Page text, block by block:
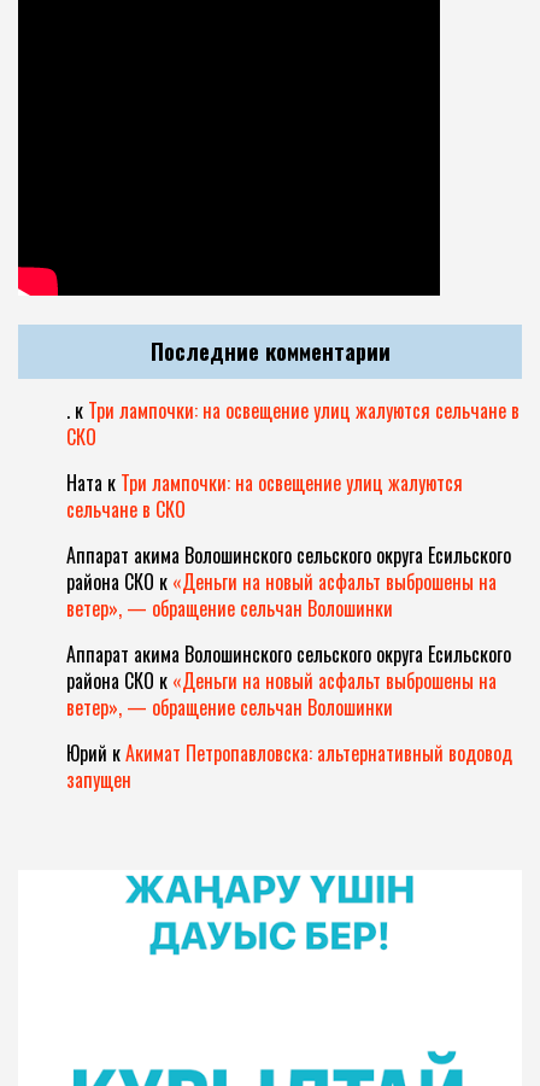
Последние комментарии
. к Три лампочки: на освещение улиц жалуются сельчане в
СКО
Ната к Три лампочки: на освещение улиц жалуются
сельчане в СКО
Аппарат акима Волошинского сельского округа Есильского
района СКО к «Деньги на новый асфальт выброшены на
ветер», — обращение сельчан Волошинки
Аппарат акима Волошинского сельского округа Есильского
района СКО к «Деньги на новый асфальт выброшены на
ветер», — обращение сельчан Волошинки
Юрий кАкимат Петропавловска: альтернативный водовод
запущен